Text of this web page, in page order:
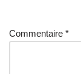
Commentaire *
n